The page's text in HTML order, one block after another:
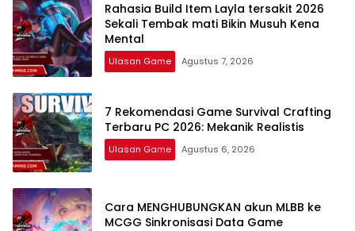
Rahasia Build Item Layla tersakit 2026
Sekali Tembak mati Bikin Musuh Kena
Mental
Ulasan Game Agustus 7, 2026
7 Rekomendasi Game Survival Crafting
Terbaru PC 2026: Mekanik Realistis
Ulasan Game Agustus 6, 2026
Cara MENGHUBUNGKAN akun MLBB ke
MCGG Sinkronisasi Data Game